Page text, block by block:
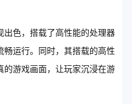
出色，搭载了高性能的处理器
运行。同时，其搭载的高性
的游戏画面，让玩家沉浸在游